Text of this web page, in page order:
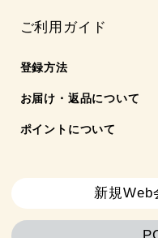
ご利用ガイド
登録方法
お届け・返品について
ポイントについて
新規Web